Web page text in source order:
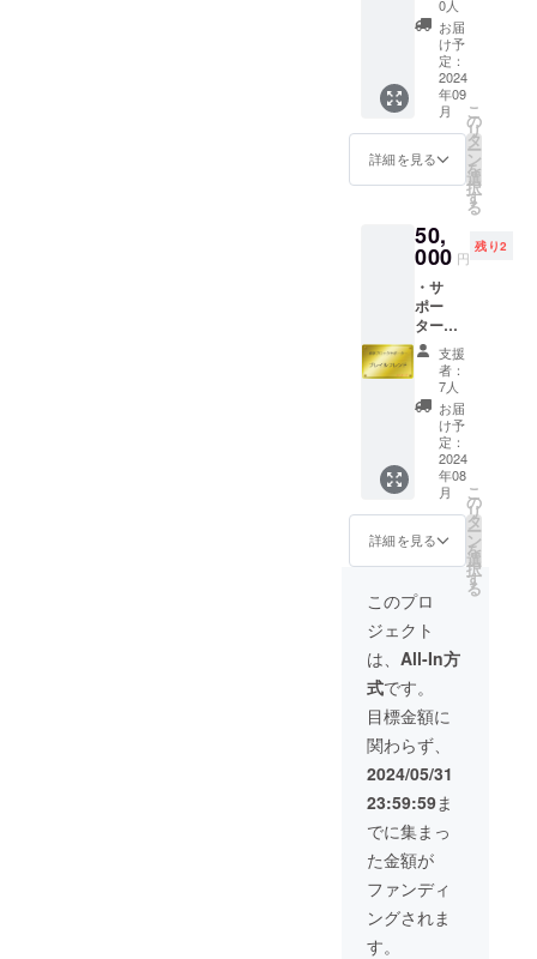
する場
面があ
りま
す。 活
版印
刷：
THANK
字：あ
りがと
作業の1
点もの
のた
め、色
などは
選べま
せん。
の素材
として
もOKで
す。 大
きさ:約
30cm×
30cm
素材:ゴ
ム製 ※
します
が、破
り色が
褪せて
いるも
のがあ
りま
す。
になっ
た点字
ブロッ
クの
アップ
サイク
ル品 雨
にも負
けず風
にも負
褒めら
れもせ
ず苦に
もされ
ず、人
知れず
視覚障
害者が
安全に
歩ける
よう働
いてい
る点字
ブロッ
ク。 役
目を終
えて不
点字ブ
ロック
に感謝
を込め
て、素
敵な
アップ
サイク
ル品と
して生
まれ変
わらせ
ます。
アップ
サイク
ル品制
作は熊
本県立
0人
お届
け予
定：
2024
年09
月
詳細を見る
こ
の
リ
タ
ー
ン
を
選
択
す
る
50,
000 円
残り2
・サ
ポー
ター証
明書 ・
多良木
駅ホー
ムにお
名前入
りプ
レート
設置
（掲示
期間：
2024年
8月～
2025年
12月31
日予
定） 掲
示期間
終了
後、希
望者に
はプ
レート
を返却
しま
す。 ア
クリル
製・高
さ
10cm×
幅
20cm（
支援
者：
7人
お届
け予
定：
2024
年08
月
詳細を見る
こ
の
リ
タ
ー
ン
を
選
択
す
る
このプロ
ジェクト
は、 All-In方
式です。
目標金額に
関わらず、
2024/05/31
23:59:59ま
でに集まっ
た金額が
ファンディ
ングされま
す。